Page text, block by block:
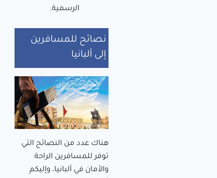
الرسمية.
نصائح للمسافرين
إلى ألبانيا
هناك عدد من النصائح التي
توفر للمسافرين الراحة
والأمان في ألبانيا، وإليكم